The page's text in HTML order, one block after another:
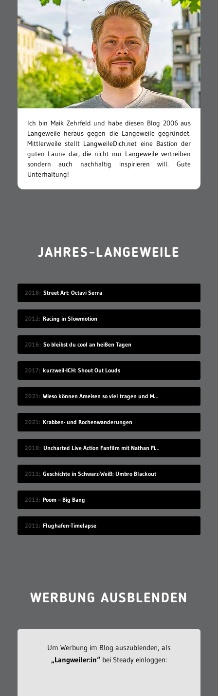
Ich bin Maik Zehrfeld und habe diesen Blog 2006 aus
Langeweile heraus gegen die Langeweile gegründet.
Mittlerweile stellt LangweileDich.net eine Bastion der
guten Laune dar, die nicht nur Langeweile vertreiben
sondern auch nachhaltig inspirieren will. Gute
Unterhaltung!
JAHRES-LANGEWEILE
2018 Street Art: Octavi Serra
2012 Racing in Slowmotion
2016 So bleibst du cool an heißen Tagen
2017 kurzweil-ICH: Shout Out Louds
2021 Wieso können Ameisen so viel tragen und Menschen nicht?
2021 Krabben- und Rochenwanderungen
2018 Uncharted Live Action Fanfilm mit Nathan Filion
2011 Geschichte in Schwarz-Weiß: Umbro Blackout
2013 Poom – Big Bang
2011 Flughafen-Timelapse
WERBUNG AUSBLENDEN
Um Werbung im Blog auszublenden, als
„Langweiler:in“bei Steady einloggen: